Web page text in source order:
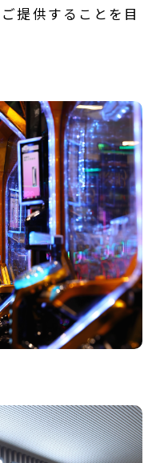
Royal Group
提供することを目